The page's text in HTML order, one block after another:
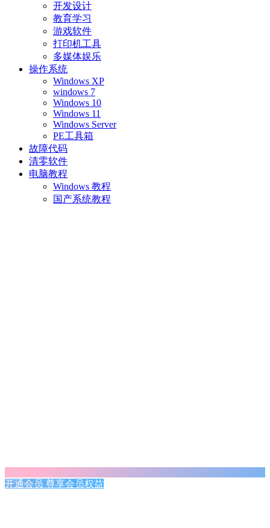
开发设计
教育学习
游戏软件
打印机工具
多媒体娱乐
操作系统
Windows XP
windows 7
Windows 10
Windows 11
Windows Server
PE工具箱
故障代码
清零软件
电脑教程
Windows 教程
国产系统教程
开通会员 尊享会员权益